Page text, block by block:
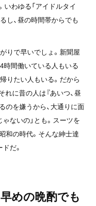
わゆる「アイドルタイ
し、昼の時間帯からでも
りで早いでしょ。新聞屋
時間働いている人もいる
りたい人もいる。だから
れに昔の人は『あいつ、昼
のを嫌うから、大通りに面
ないの」とも。スーツを
和の時代。そんな紳士達
だ。
めの晩酌でも